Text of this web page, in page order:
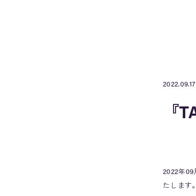
2022.09.17
『
2022年09
たします。